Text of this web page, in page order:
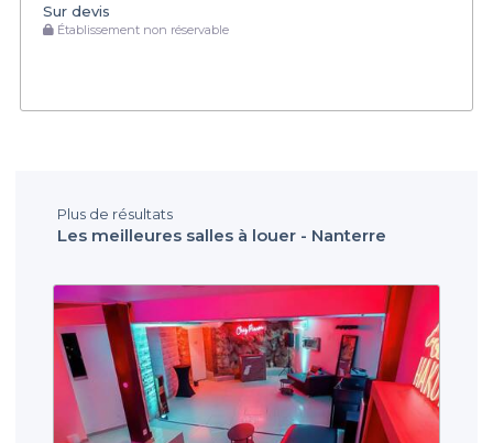
Sur devis
Établissement non réservable
Plus de résultats
Les meilleures salles à louer - Nanterre